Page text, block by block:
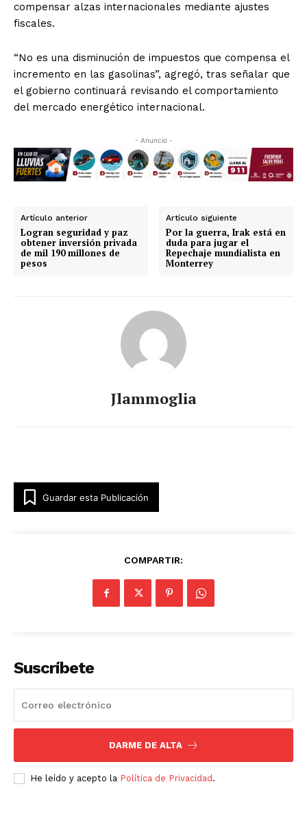
compensar alzas internacionales mediante ajustes
fiscales.
“No es una disminución de impuestos que compensa el
incremento en las gasolinas”, agregó, tras señalar que
el gobierno continuará revisando el comportamiento
del mercado energético internacional.
- Anuncio -
Artículo anterior
Logran seguridad y paz
obtener inversión privada
de mil 190 millones de
pesos
Artículo siguiente
Por la guerra, Irak está en
duda para jugar el
Repechaje mundialista en
Monterrey
Jlammoglia
Guardar esta Publicación
COMPARTIR:
Suscríbete
DARME DE ALTA
He leído y acepto la Política de Privacidad .